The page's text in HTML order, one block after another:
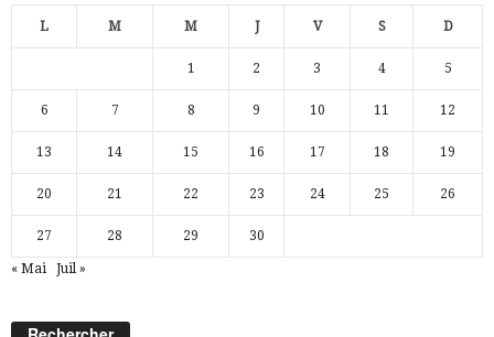
L M M J V S D
1 2 3 4 5
6 7 8 9 10 11 12
13 14 15 16 17 18 19
20 21 22 23 24 25 26
27 28 29 30
« Mai Juil »